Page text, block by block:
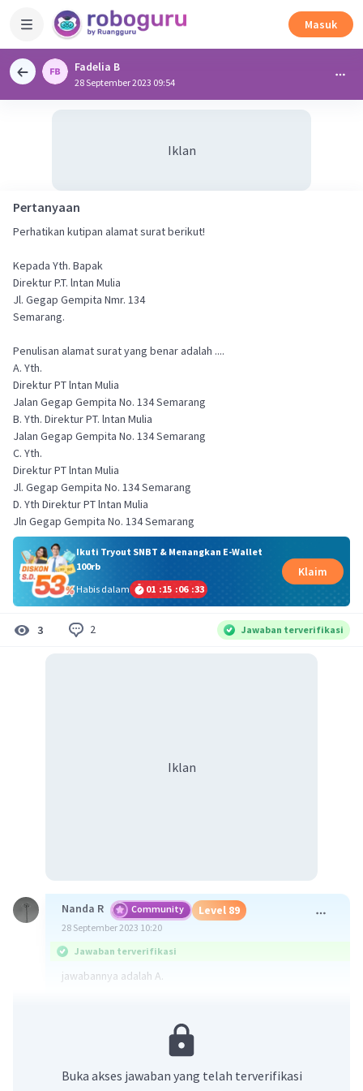
Masuk
Fadelia B
28 September 2023 09:54
Iklan
Pertanyaan
Perhatikan kutipan alamat surat berikut!
Kepada Yth. Bapak
Direktur P.T. lntan Mulia
Jl. Gegap Gempita Nmr. 134
Semarang.
Penulisan alamat surat yang benar adalah ....
A. Yth.
Direktur PT lntan Mulia
Jalan Gegap Gempita No. 134 Semarang
B. Yth. Direktur PT. lntan Mulia
Jalan Gegap Gempita No. 134 Semarang
C. Yth.
Direktur PT lntan Mulia
Jl. Gegap Gempita No. 134 Semarang
D. Yth Direktur PT lntan Mulia
Jln Gegap Gempita No. 134 Semarang
Ikuti Tryout SNBT & Menangkan E-Wallet
100rb
Habis dalam
01 :15 :06 :33
Klaim
3 2 Jawaban terverifikasi
Iklan
Nanda R Community Level 89
28 September 2023 10:20
Jawaban terverifikasi
jawabannya adalah A.
penulisan PT tidak diberi tanda titik.
Buka akses jawaban yang telah terverifikasi